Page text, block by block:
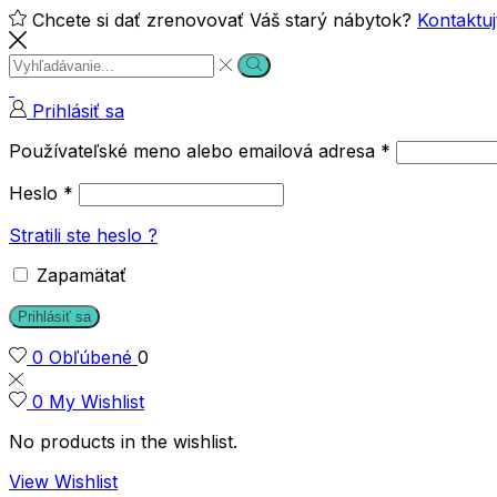
Chcete si dať zrenovovať Váš starý nábytok?
Search
Search
Prihlásiť sa
Používateľské meno alebo emailová adresa *
Heslo *
Stratili ste heslo ?
Zapamätať
Prihlásiť sa
0 Obľúbené 0
0 My Wishlist
No products in the wishlist.
View Wishlist